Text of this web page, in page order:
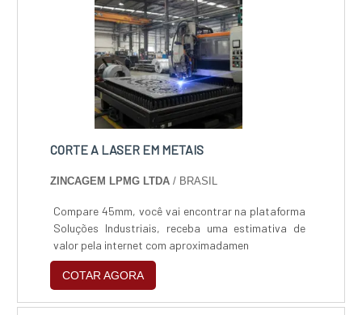
CORTE A LASER EM METAIS
ZINCAGEM LPMG LTDA / BRASIL
Compare 45mm, você vai encontrar na plataforma
Soluções Industriais, receba uma estimativa de
valor pela internet com aproximadamen
COTAR AGORA